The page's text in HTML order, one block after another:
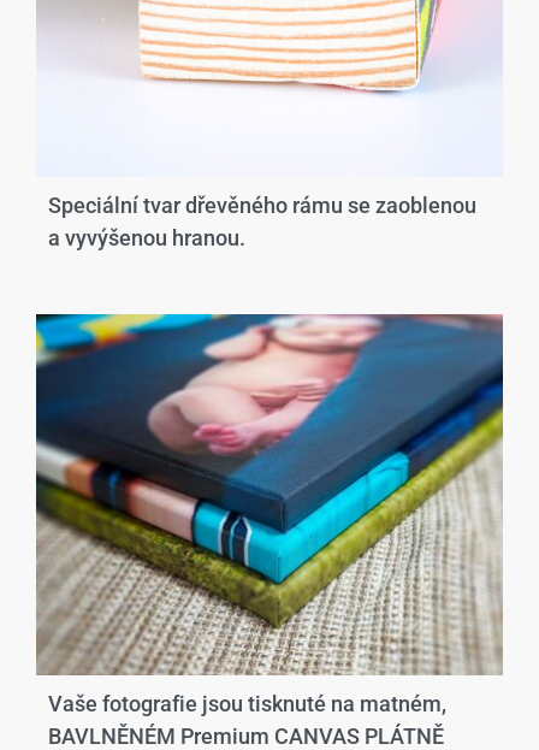
Speciální tvar dřevěného rámu se zaoblenou
a vyvýšenou hranou.​
Vaše fotografie jsou tisknuté na matném,
BAVLNĚNÉM Premium CANVAS PLÁTNĚ